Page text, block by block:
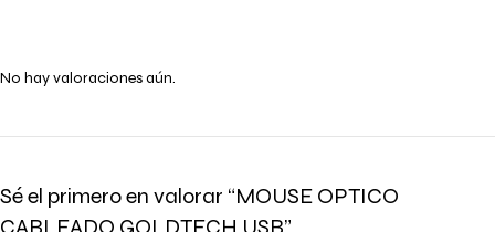
No hay valoraciones aún.
Sé el primero en valorar “MOUSE OPTICO